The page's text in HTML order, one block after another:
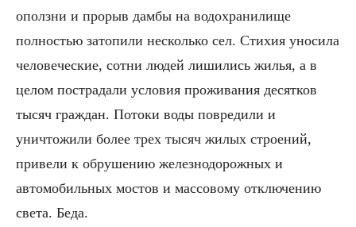
оползни и прорыв дамбы на водохранилище
полностью затопили несколько сел. Стихия уносила
человеческие, сотни людей лишились жилья, а в
целом пострадали условия проживания десятков
тысяч граждан. Потоки воды повредили и
уничтожили более трех тысяч жилых строений,
привели к обрушению железнодорожных и
автомобильных мостов и массовому отключению
света. Беда.